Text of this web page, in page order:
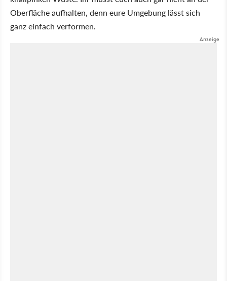
Oberfläche aufhalten, denn eure Umgebung lässt sich
ganz einfach verformen.